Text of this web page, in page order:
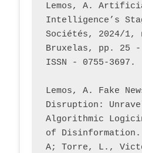
Lemos, A.
Intelligence’s
Sociétés, 2024/1,
Bruxelas, pp. 25 -
ISSN - 0755-3697.
Lemos, A. Fake
Disruption:
Algorithmic
of
A; Torre, L.,